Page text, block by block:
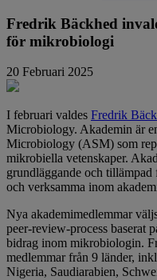
Fredrik Bäckhed
för mikrobiologi
20 Februari 2025
I februari valdes Fredrik
Microbiology. Akademin är
Microbiology (ASM) som
mikrobiella vetenskaper.
grundläggande och
och verksamma inom
Nya akademimedlemmar
peer-review-process baserat
bidrag inom mikrobiologin.
medlemmar från 9 länder,
Nigeria, Saudiarabien,